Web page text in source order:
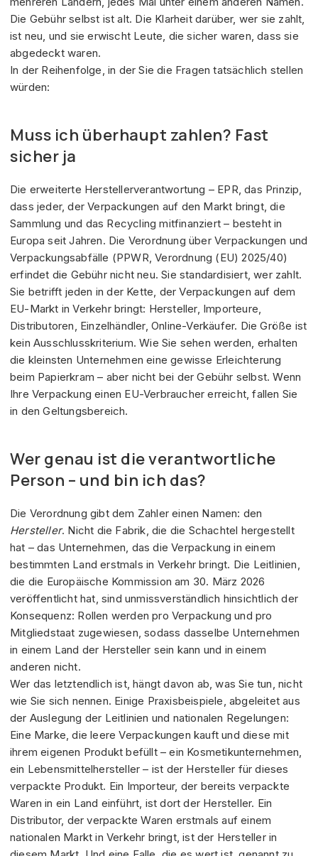
Die Gebühr selbst ist alt. Die Klarheit darüber, wer sie zahlt,
ist neu, und sie erwischt Leute, die sicher waren, dass sie
abgedeckt waren.
In der Reihenfolge, in der Sie die Fragen tatsächlich stellen
würden:
Muss ich überhaupt zahlen? Fast
sicher ja
Die erweiterte Herstellerverantwortung – EPR, das Prinzip,
dass jeder, der Verpackungen auf den Markt bringt, die
Sammlung und das Recycling mitfinanziert – besteht in
Europa seit Jahren. Die Verordnung über Verpackungen und
Verpackungsabfälle (PPWR, Verordnung (EU) 2025/40)
erfindet die Gebühr nicht neu. Sie standardisiert, wer zahlt.
Sie betrifft jeden in der Kette, der Verpackungen auf dem
EU-Markt in Verkehr bringt: Hersteller, Importeure,
Distributoren, Einzelhändler, Online-Verkäufer. Die Größe ist
kein Ausschlusskriterium. Wie Sie sehen werden, erhalten
die kleinsten Unternehmen eine gewisse Erleichterung
beim Papierkram – aber nicht bei der Gebühr selbst. Wenn
Ihre Verpackung einen EU-Verbraucher erreicht, fallen Sie
in den Geltungsbereich.
Wer genau ist die verantwortliche
Person – und bin ich das?
Die Verordnung gibt dem Zahler einen Namen: den
Hersteller. Nicht die Fabrik, die die Schachtel hergestellt
hat – das Unternehmen, das die Verpackung in einem
bestimmten Land erstmals in Verkehr bringt. Die Leitlinien,
die die Europäische Kommission am 30. März 2026
veröffentlicht hat, sind unmissverständlich hinsichtlich der
Konsequenz: Rollen werden pro Verpackung und pro
Mitgliedstaat zugewiesen, sodass dasselbe Unternehmen
in einem Land der Hersteller sein kann und in einem
anderen nicht.
Wer das letztendlich ist, hängt davon ab, was Sie tun, nicht
wie Sie sich nennen. Einige Praxisbeispiele, abgeleitet aus
der Auslegung der Leitlinien und nationalen Regelungen:
Eine Marke, die leere Verpackungen kauft und diese mit
ihrem eigenen Produkt befüllt – ein Kosmetikunternehmen,
ein Lebensmittelhersteller – ist der Hersteller für dieses
verpackte Produkt. Ein Importeur, der bereits verpackte
Waren in ein Land einführt, ist dort der Hersteller. Ein
Distributor, der verpackte Waren erstmals auf einem
nationalen Markt in Verkehr bringt, ist der Hersteller in